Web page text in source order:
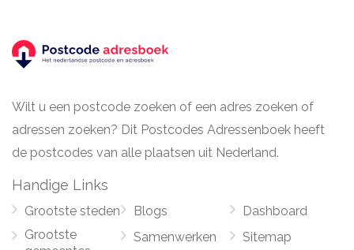
Wilt u een postcode zoeken of een adres zoeken of
adressen zoeken? Dit Postcodes Adressenboek heeft
de postcodes van alle plaatsen uit Nederland.
Handige Links
Grootste steden
Grootste
Blogs
Samenwerken
Dashboard
Sitemap